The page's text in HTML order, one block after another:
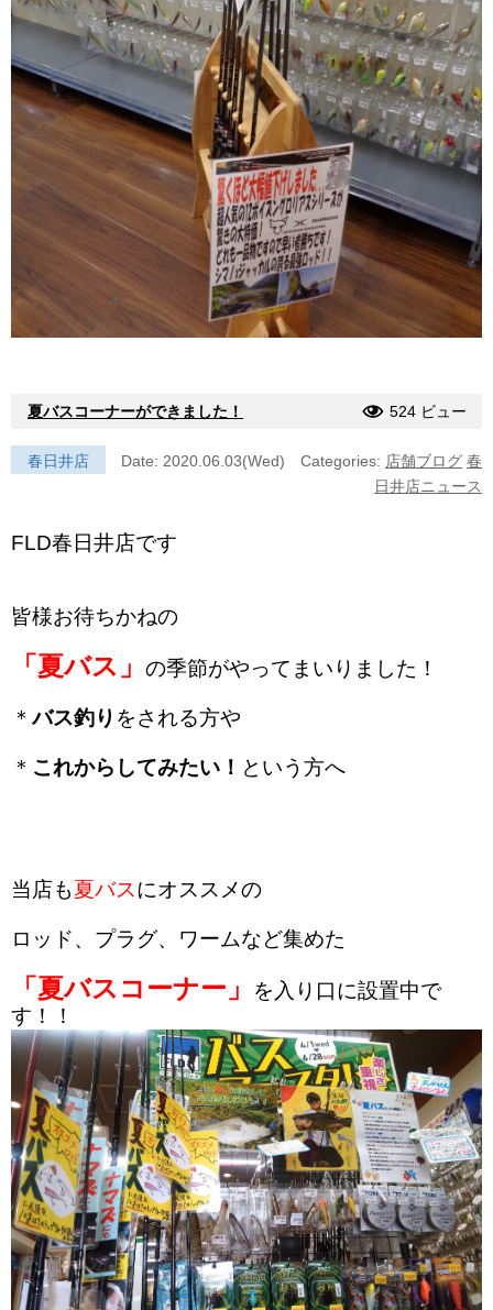
夏バスコーナーができました！ 524 ビュー
春日井店 Date: 2020.06.03(Wed) Categories: 店舗ブログ 春
日井店ニュース
FLD春日井店です
皆様お待ちかねの
「夏バス」 の季節がやってまいりました！
＊バス釣り をされる方や
＊ これからしてみたい！ という方へ
当店も夏バスにオススメの
ロッド、プラグ、ワームなど集めた
「夏バスコーナー」
を入り口に設置中で
す！！